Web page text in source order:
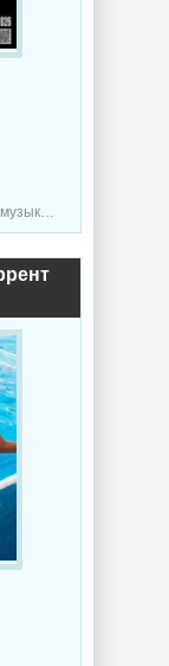
music